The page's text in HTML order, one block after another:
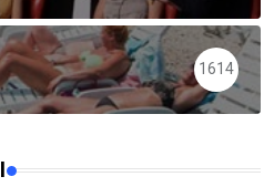
1614